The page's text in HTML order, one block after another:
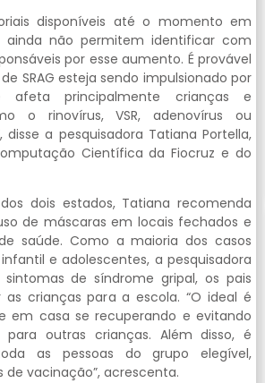
disponíveis até o momento em
ainda não permitem identificar com
por esse aumento. É provável
SRAG esteja sendo impulsionado por
afeta principalmente crianças e
o rinovírus, VSR, adenovírus ou
disse a pesquisadora Tatiana Portella,
Científica da Fiocruz e do
dois estados, Tatiana recomenda
de máscaras em locais fechados e
saúde. Como a maioria dos casos
e adolescentes, a pesquisadora
de síndrome gripal, os pais
crianças para a escola. “O ideal é
em casa se recuperando e evitando
outras crianças. Além disso, é
as pessoas do grupo elegível,
vacinação”, acrescenta.